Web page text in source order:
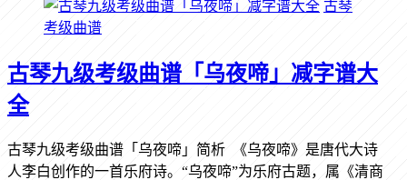
古琴
考级曲谱
古琴九级考级曲谱「乌夜啼」减字谱大
全
古琴九级考级曲谱「乌夜啼」简析 《乌夜啼》是唐代大诗
人李白创作的一首乐府诗。“乌夜啼”为乐府古题，属《清商